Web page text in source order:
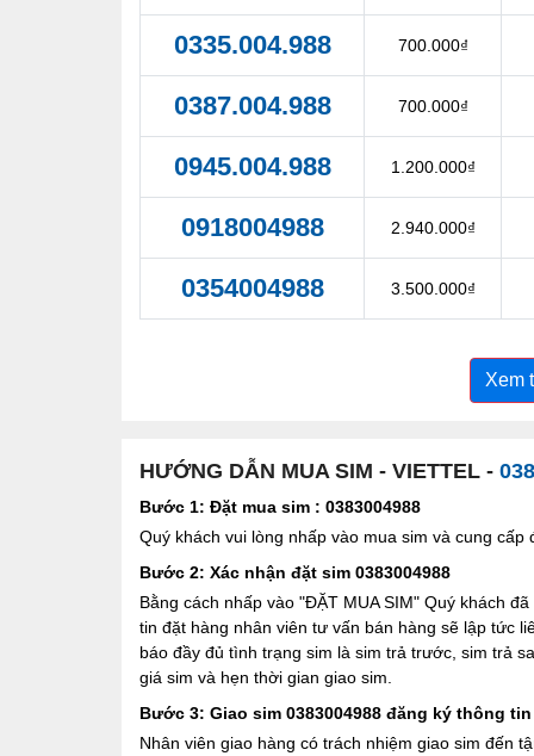
0335.004.988 700.000₫
0387.004.988 700.000₫
0945.004.988 1.200.000₫
0918004988 2.940.000₫
0354004988 3.500.000₫
Xem
HƯỚNG DẪN MUA SIM - VIETTEL -
Bước 1: Đặt mua sim : 0383004988
Quý khách vui lòng nhấp vào mua sim và cung
Bước 2: Xác nhận đặt sim 0383004988
Bằng cách nhấp vào "ĐẶT MUA SIM" Quý khách
tin đặt hàng nhân viên tư vấn bán hàng sẽ lập tức
báo đầy đủ tình trạng sim là sim trả trước, sim trả
giá sim và hẹn thời gian giao sim.
Bước 3: Giao sim 0383004988 đăng ký thông
Nhân viên giao hàng có trách nhiệm giao sim đến